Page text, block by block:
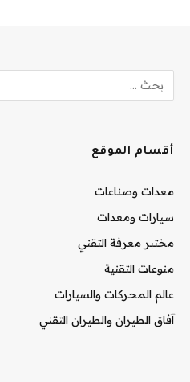
أقسام الموقع
معدات وصناعات
سيارات ومعدات
مختبر معرفة التقني
منوعات التقنية
عالم المحركات والسيارات
آفاق الطيران والطيران التقني